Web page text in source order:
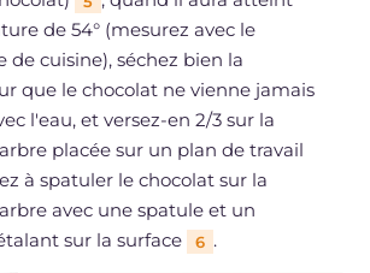
de 54° (mesurez avec le
cuisine), séchez bien la
que le chocolat ne vienne jamais
l'eau, et versez-en 2/3 sur la
placée sur un plan de travail
à spatuler le chocolat sur la
avec une spatule et un
sur la surface
6 .